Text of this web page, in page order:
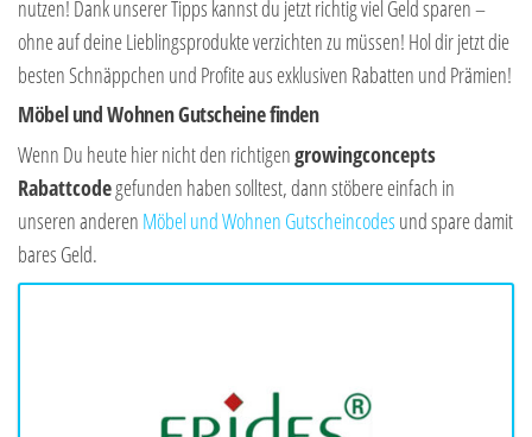
nutzen! Dank unserer Tipps kannst du jetzt richtig viel Geld sparen –
ohne auf deine Lieblingsprodukte verzichten zu müssen! Hol dir jetzt die
besten Schnäppchen und Profite aus exklusiven Rabatten und Prämien!
Möbel und Wohnen Gutscheine finden
Wenn Du heute hier nicht den richtigengrowingconcepts
Rabattcodegefunden haben solltest, dann stöbere einfach in
unseren anderen Möbel und Wohnen Gutscheincodes und spare damit
bares Geld.